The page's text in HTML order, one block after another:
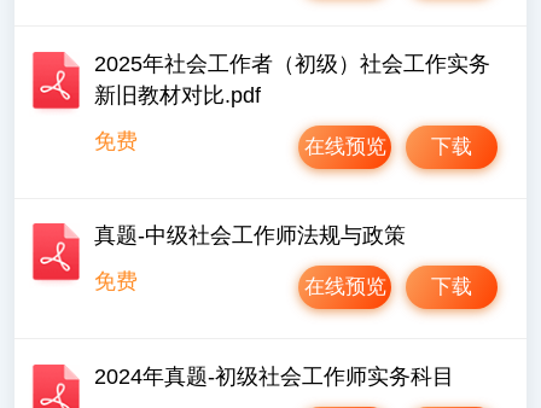
2025年社会工作者（初级）社会工作实务
新旧教材对比.pdf
免费
下载
在线预览
真题-中级社会工作师法规与政策
免费
下载
在线预览
2024年真题-初级社会工作师实务科目